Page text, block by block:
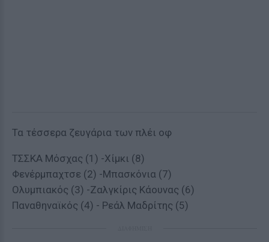
Τα τέσσερα ζευγάρια των πλέι οφ
ΤΣΣΚΑ Μόσχας (1) -Χίμκι (8)
Φενέρμπαχτσε (2) -Μπασκόνια (7)
Ολυμπιακός (3) -Ζαλγκίρις Κάουνας (6)
Παναθηναϊκός (4) - Ρεάλ Μαδρίτης (5)